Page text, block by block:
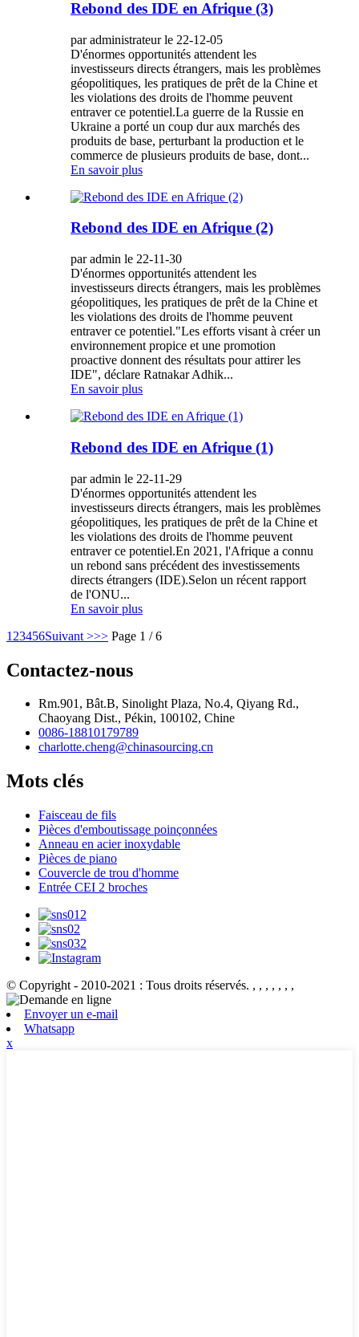
Rebond des IDE en Afrique (3)
par administrateur le 22-12-05
D'énormes opportunités attendent les
investisseurs directs étrangers, mais les problèmes
géopolitiques, les pratiques de prêt de la Chine et
les violations des droits de l'homme peuvent
entraver ce potentiel.La guerre de la Russie en
Ukraine a porté un coup dur aux marchés des
produits de base, perturbant la production et le
commerce de plusieurs produits de base, dont...
En savoir plus
Rebond des IDE en Afrique (2)
par admin le 22-11-30
D'énormes opportunités attendent les
investisseurs directs étrangers, mais les problèmes
géopolitiques, les pratiques de prêt de la Chine et
les violations des droits de l'homme peuvent
entraver ce potentiel."Les efforts visant à créer un
environnement propice et une promotion
proactive donnent des résultats pour attirer les
IDE", déclare Ratnakar Adhik...
En savoir plus
Rebond des IDE en Afrique (1)
par admin le 22-11-29
D'énormes opportunités attendent les
investisseurs directs étrangers, mais les problèmes
géopolitiques, les pratiques de prêt de la Chine et
les violations des droits de l'homme peuvent
entraver ce potentiel.En 2021, l'Afrique a connu
un rebond sans précédent des investissements
directs étrangers (IDE).Selon un récent rapport
de l'ONU...
En savoir plus
1 23456Suivant >>> Page 1 / 6
Contactez-nous
Rm.901, Bât.B, Sinolight Plaza, No.4, Qiyang Rd.,
Chaoyang Dist., Pékin, 100102, Chine
0086-18810179789
charlotte.cheng@chinasourcing.cn
Mots clés
Faisceau de fils
Pièces d'emboutissage poinçonnées
Anneau en acier inoxydable
Pièces de piano
Couvercle de trou d'homme
Entrée CEI 2 broches
© Copyright - 2010-2021 : Tous droits réservés. , , , , , , ,
Envoyer un e-mail
Whatsapp
x